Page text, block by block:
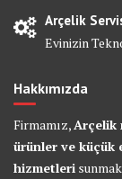
Arçelik
Evinizin
Hakkımızda
Firmamız, Arçelik
ürünler ve küçük
hizmetleri